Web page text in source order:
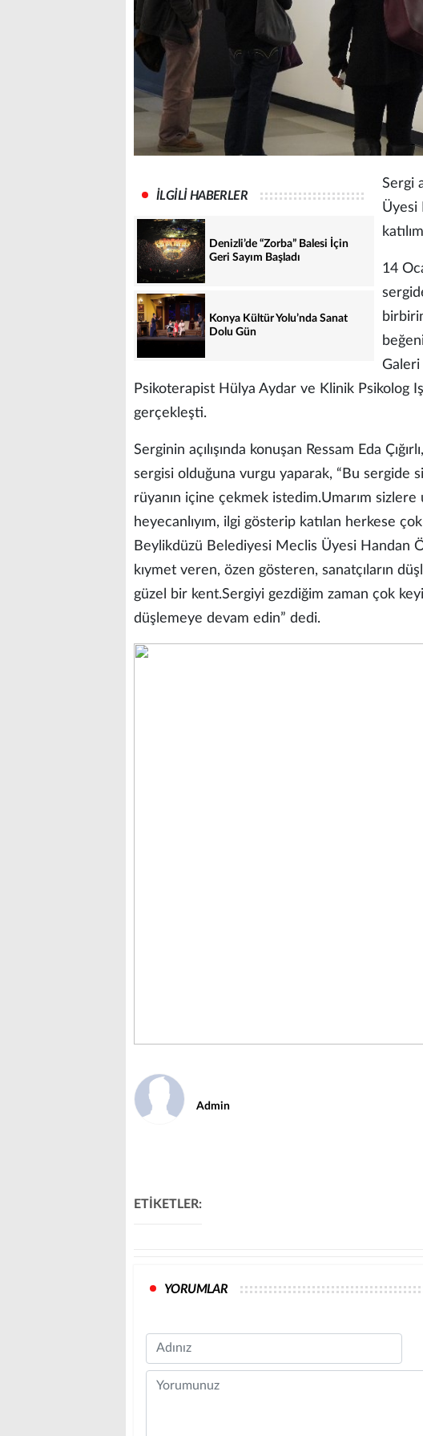
İLGİLİ HABERLER
Denizli’de “Zorba” Balesi İçin
Geri Sayım Başladı
Konya Kültür Yolu’nda Sanat
Dolu Gün
Sergi
Üyesi
14
Galeri
Psikoterapist Hülya Aydar ve Klinik Psikolog
gerçekleşti.
Serginin açılışında konuşan Ressam Eda
sergisi olduğuna vurgu yaparak, “Bu sergide
rüyanın içine çekmek istedim.Umarım
heyecanlıyım, ilgi gösterip katılan herkese
Beylikdüzü Belediyesi Meclis Üyesi Handan
kıymet veren, özen gösteren, sanatçıların
güzel bir kent.Sergiyi gezdiğim zaman çok
düşlemeye devam edin” dedi.
Admin
ETİKETLER:
YORUMLAR
Name
Comment